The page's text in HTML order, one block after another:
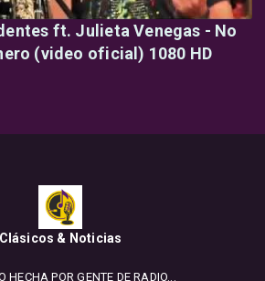
ft. Julieta Venegas - No
(video oficial) 1080 HD
Clásicos & Noticias
HECHA POR GENTE DE RADIO...